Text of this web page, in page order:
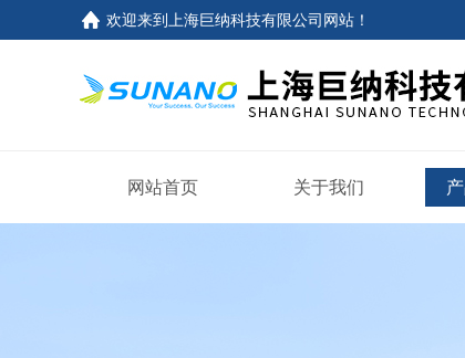
欢迎来到 上海巨纳科技有限公司网站 ！
网站首页 关于我们